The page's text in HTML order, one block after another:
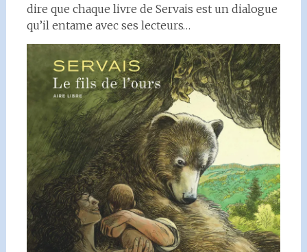
dire que chaque livre de Servais est un dialogue
qu’il entame avec ses lecteurs…